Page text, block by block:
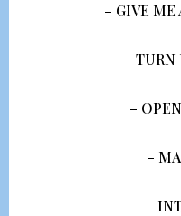
– GIVE ME
– TURN
–
–